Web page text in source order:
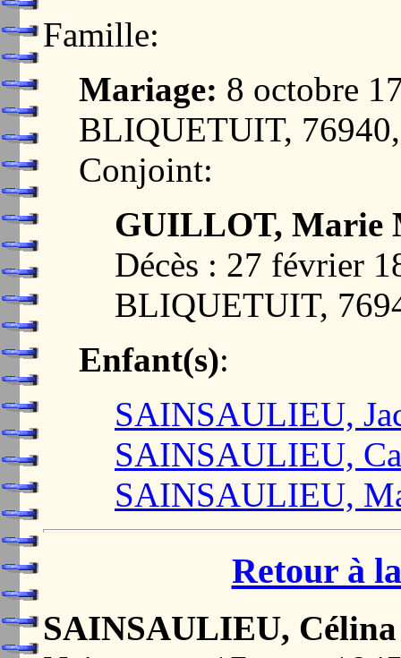
Famille:
Mariage: 8 octobre
BLIQUETUIT,
Conjoint:
GUILLOT, Marie
Décès : 27 février
BLIQUETUIT,
Enfant(s):
SAINSAULIEU,
SAINSAULIEU,
SAINSAULIEU,
Retour à
SAINSAULIEU,